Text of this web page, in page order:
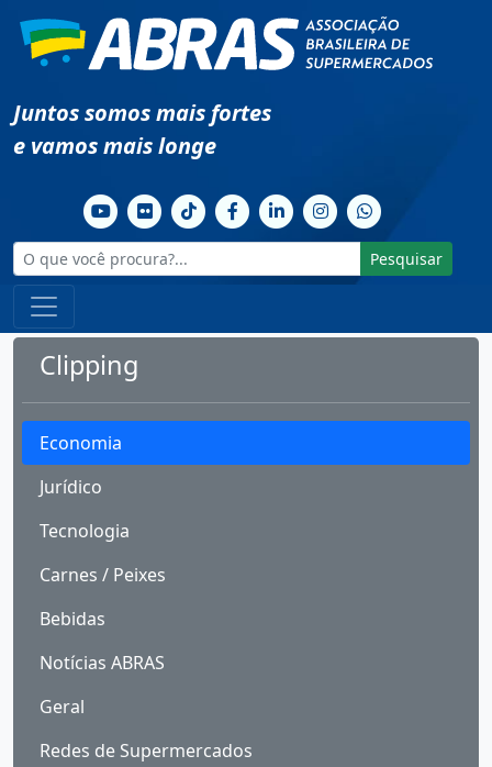
Juntos somos mais fortes
e vamos mais longe
Pesquisar
Clipping
Economia
Jurídico
Tecnologia
Carnes / Peixes
Bebidas
Notícias ABRAS
Geral
Redes de Supermercados